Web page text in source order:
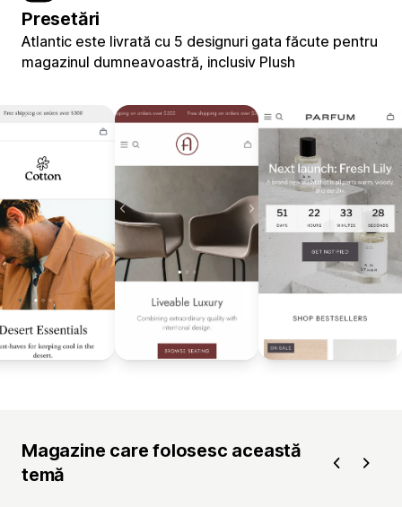
Presetări
Atlantic este livrată cu 5 designuri gata făcute pentru
magazinul dumneavoastră, inclusiv Plush
Magazine care folosesc această
temă